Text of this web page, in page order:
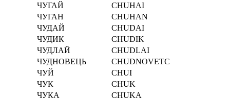
ЧУГАЙ
CHUHAI
ЧУГАН
CHUHAN
ЧУДАЙ
CHUDAI
ЧУДИК
CHUDIK
ЧУДЛАЙ
CHUDLAI
ЧУДНОВЕЦЬ
CHUDNOVETC
ЧУЙ
CHUI
ЧУК
CHUK
ЧУКА
CHUKA